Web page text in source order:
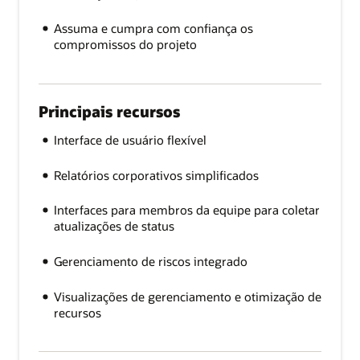
Assuma e cumpra com confiança os
compromissos do projeto
Principais recursos
Interface de usuário flexível
Relatórios corporativos simplificados
Interfaces para membros da equipe para coletar
atualizações de status
Gerenciamento de riscos integrado
Visualizações de gerenciamento e otimização de
recursos